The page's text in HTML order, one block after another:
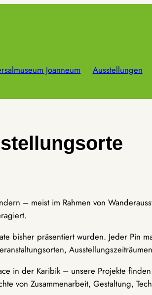
Joanneum Ausstellungen
– meist im Rahmen von
bisher präsentiert wurden. Jeder Pin
in der Karibik – unsere Projekte
von Zusammenarbeit, Gestaltung,